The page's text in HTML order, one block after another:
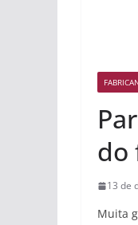
do
13 de
Muita